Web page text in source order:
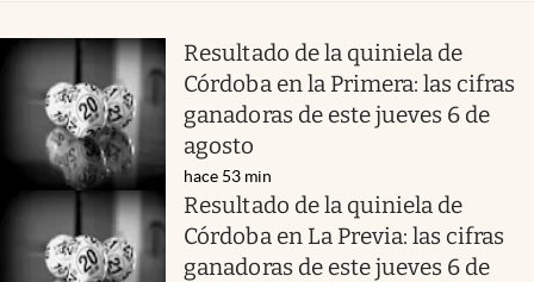
Resultado de la quiniela de
Córdoba en la Primera: las cifras
ganadoras de este jueves 6 de
agosto
hace 53 min
Resultado de la quiniela de
Córdoba en La Previa: las cifras
ganadoras de este jueves 6 de